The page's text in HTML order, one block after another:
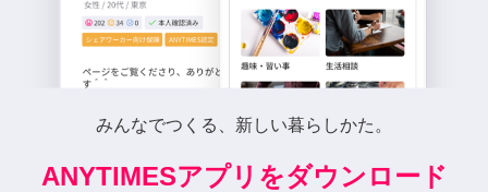
みんなでつくる、新しい暮らしかた。
ANYTIMESアプリをダウンロード